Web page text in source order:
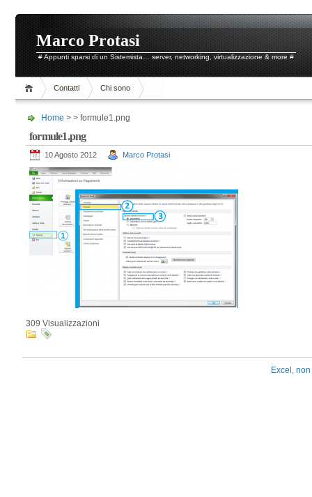
Marco Protasi
# Appunti sparsi di un Sistemista… server, networking, virtualizzazione & more #
Contatti Chi sono
Home > > formule1.png
formule1.png
10 Agosto 2012 Marco Protasi
309 Visualizzazioni
Excel,